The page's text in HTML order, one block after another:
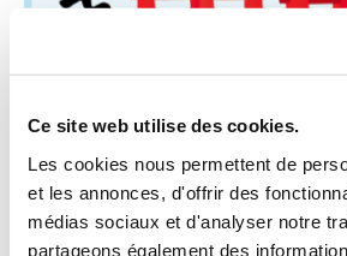
Ce site web utilise des cookies.
Les cookies nous permettent de
et les annonces, d'offrir des
médias sociaux et d'analyser notre
partageons également des
EXPOSITION SUR LE